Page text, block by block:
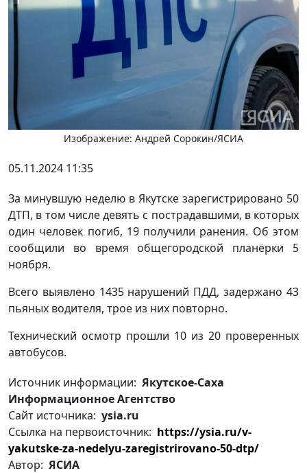
Изображение: Андрей Сорокин/ЯСИА
05.11.2024 11:35
За минувшую неделю в Якутске зарегистрировано 50
ДТП, в том числе девять с пострадавшими, в которых
один человек погиб, 19 получили ранения. Об этом
сообщили во время общегородской планёрки 5
ноября.
Всего выявлено 1435 нарушений ПДД, задержано 43
пьяных водителя, трое из них повторно.
Технический осмотр прошли 10 из 20 проверенных
автобусов.
Источник информации: Якутское-Саха
Информационное Агентство
Сайт источника: ysia.ru
Ссылка на первоисточник: https://ysia.ru/v-
yakutske-za-nedelyu-zaregistrirovano-50-dtp/
Автор: ЯСИА